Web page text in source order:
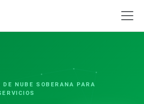
DE NUBE SOBERANA PARA